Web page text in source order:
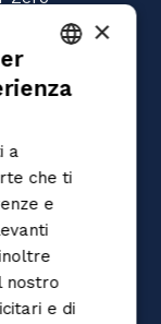
ITALIAN
×
a
che ti
e
nostro
e di